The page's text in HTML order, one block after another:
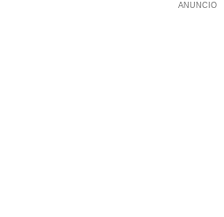
ANUNCIO